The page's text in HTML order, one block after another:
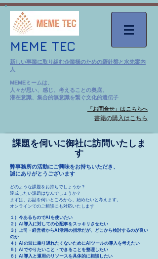
MEME TEC
新しい事業に取り組む企業様のための羅針盤と水先案内
人
MEMEミームは、
人々が思い、感じ、考えることの奥底、
潜在意識、集合的無意識を繋ぐ文化的遺伝子
「お問合せ」はこちらへ
​書籍の購入はこちら
​課題を伺いに御社に訪問いたしま
す
弊事務所の活動にご興味をお持ちいただき、
誠にありがとうございます
どのような課題をお持ちでしょうか？
​達成したい課題はなんでしょうか？
まずは、お話を伺いところから、始めたいと考えます。
​​オンラインでのご相談にも対応いたします
１）今あるものでAIを使いたい
２）AI導入に対しての心配事をスッキリさせたい
３）上司・経営者からAI活用の指示だが、どこから検討するのが良い
のか
４）AIの波に乗り遅れたくないためにAIツールの導入を考えたい
５）AIでやりたいこと・できることを整理したい
６）AI導入と運用のリソースを具体的に相談したい